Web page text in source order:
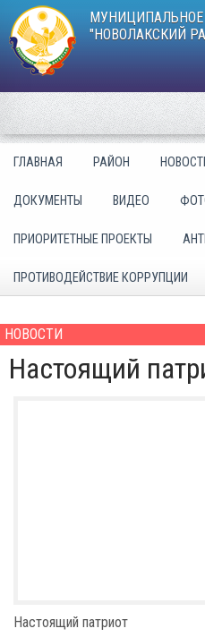
МУНИЦИПАЛЬНОЕ
"НОВОЛАКСКИЙ
ГЛАВНАЯ РАЙОН
ДОКУМЕНТЫ ВИДЕО
ПРИОРИТЕТНЫЕ ПРОЕКТЫ
ПРОТИВОДЕЙСТВИЕ КОРРУПЦИИ
НОВОСТИ
Настоящий
Настоящий патриот